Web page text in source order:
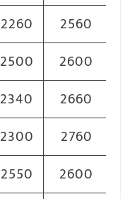
2260 2560
2500 2600
2340 2660
2300 2760
2550 2600